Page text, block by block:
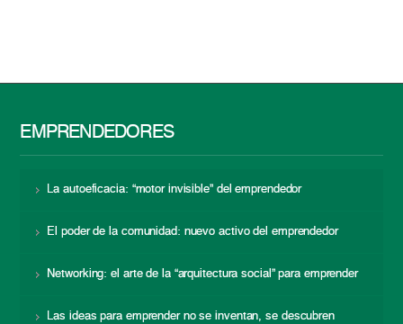
EMPRENDEDORES
La autoeficacia: “motor invisible” del emprendedor
El poder de la comunidad: nuevo activo del emprendedor
Networking: el arte de la “arquitectura social” para emprender
Las ideas para emprender no se inventan, se descubren